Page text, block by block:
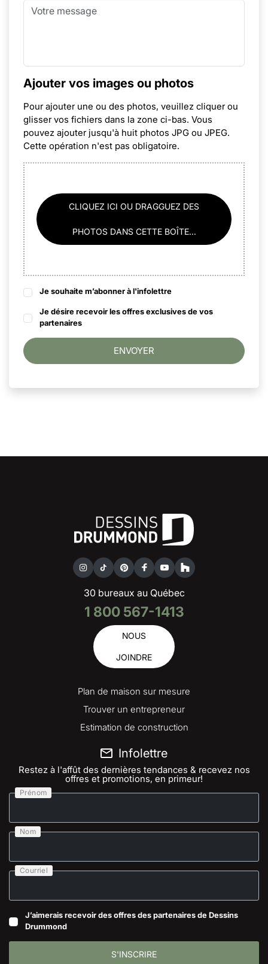
Ajouter vos images ou photos
Pour ajouter une ou des photos, veuillez cliquer ou
glisser vos fichiers dans la zone ci-bas. Vous
pouvez ajouter jusqu'à huit photos JPG ou JPEG.
Cette opération n'est pas obligatoire.
CLIQUEZ ICI OU DRAGGUEZ DES
PHOTOS DANS CETTE BOÎTE...
Je souhaite m’abonner à l'infolettre
Je désire recevoir les offres exclusives de vos
partenaires
ENVOYER
30 bureaux au Québec
1 800 567-1413
NOUS
JOINDRE
Plan de maison sur mesure
Trouver un entrepreneur
Estimation de construction
Infolettre
Restez à l'affût des dernières tendances & recevez nos
offres et promotions, en primeur!
Prénom
Nom
Courriel
J’aimerais recevoir des offres des partenaires de Dessins
Drummond
S'INSCRIRE